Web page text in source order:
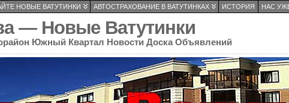
НОВЫЕ ВАТУТИНКИ АВТОСТРАХОВАНИЕ В ВАТУТИНКАХ ИСТОРИЯ НАС
— Новые Ватутинки
Южный Квартал Новости Доска Объявлений